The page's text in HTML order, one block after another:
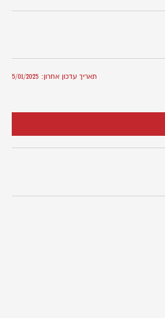
תאריך עדכון אחרון: 5/01/2025